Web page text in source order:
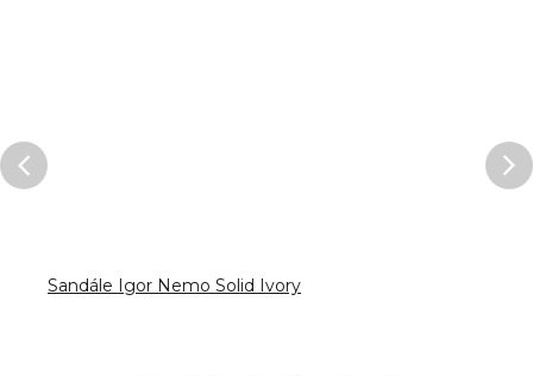
Sandále Igor Nemo Solid Ivory